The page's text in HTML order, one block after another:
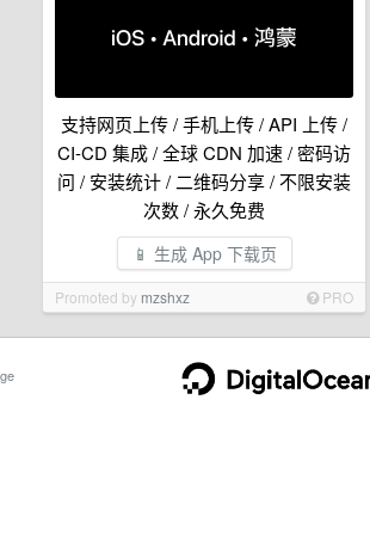
支持网页上传 / 手机上传 / API 上传 /
CI-CD 集成 / 全球 CDN 加速 / 密码访
问 / 安装统计 / 二维码分享 / 不限安装
次数 / 永久免费
📱 生成 App 下载页
Promoted by mzshxz PRO